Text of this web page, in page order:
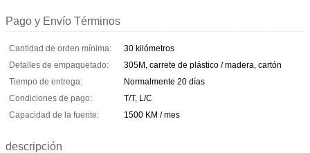
Pago y Envío Términos
Cantidad de orden mínima:
30 kilómetros
Detalles de empaquetado:
305M, carrete de plástico / madera, cartón
Tiempo de entrega:
Normalmente 20 días
Condiciones de pago:
T/T, L/C
Capacidad de la fuente:
1500 KM / mes
descripción